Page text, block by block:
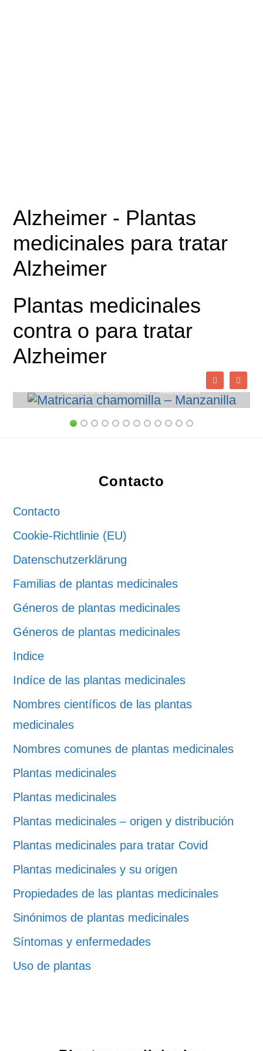
Alzheimer - Plantas
medicinales para tratar
Alzheimer
Plantas medicinales
contra o para tratar
Alzheimer
Matricaria chamomilla – Manzanilla
Contacto
Contacto
Cookie-Richtlinie (EU)
Datenschutzerklärung
Familias de plantas medicinales
Géneros de plantas medicinales
Géneros de plantas medicinales
Indice
Indíce de las plantas medicinales
Nombres científicos de las plantas
medicinales
Nombres comunes de plantas medicinales
Plantas medicinales
Plantas medicinales
Plantas medicinales – origen y distribución
Plantas medicinales para tratar Covid
Plantas medicinales y su origen
Propiedades de las plantas medicinales
Sinónimos de plantas medicinales
Síntomas y enfermedades
Uso de plantas